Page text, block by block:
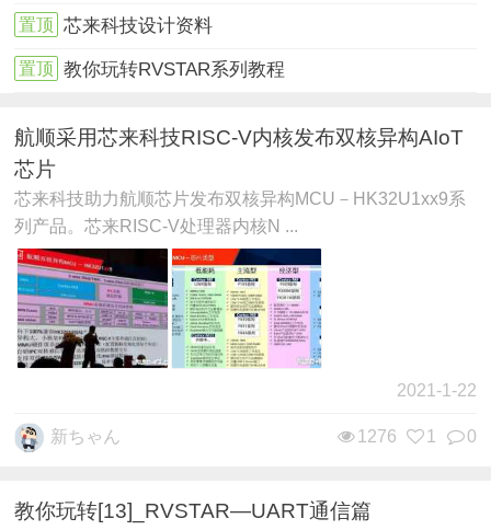
置顶 芯来科技设计资料
置顶 教你玩转RVSTAR系列教程
航顺采用芯来科技RISC-V内核发布双核异构AIoT
芯片
芯来科技助力航顺芯片发布双核异构MCU－HK32U1xx9系
列产品。芯来RISC-V处理器内核N ...
2021-1-22
新ちゃん 0
1
1276
教你玩转[13]_RVSTAR—UART通信篇